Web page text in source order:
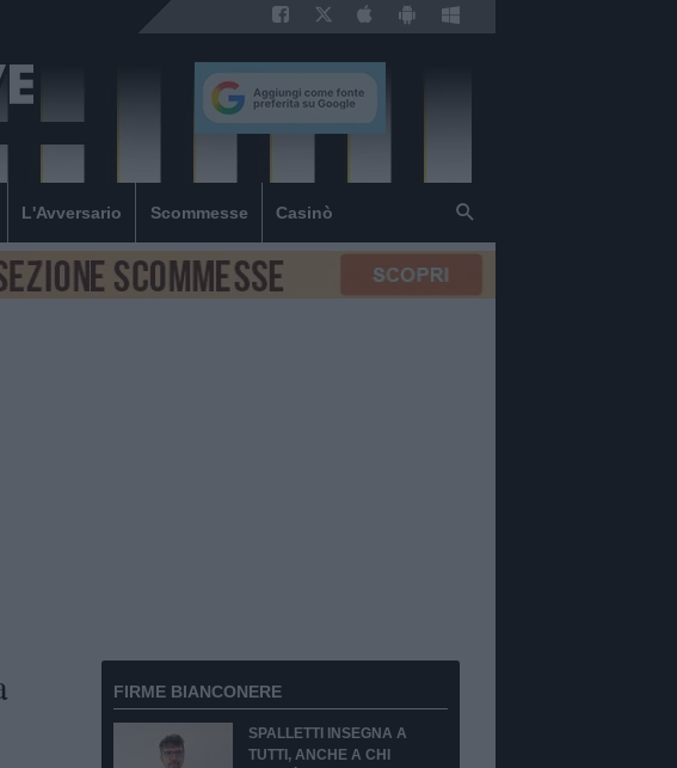
L'Avversario Scommesse Casinò
FIRME BIANCONERE
SPALLETTI INSEGNA A
TUTTI, ANCHE A CHI